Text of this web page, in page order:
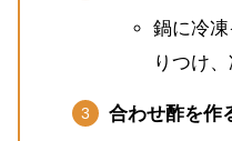
鍋に冷
りつけ、
合わせ酢を作